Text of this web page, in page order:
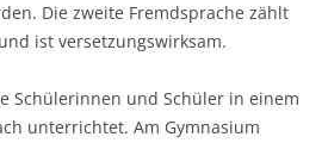
Die zweite Fremdsprache zählt
ist versetzungswirksam.
Schülerinnen und Schüler in einem
unterrichtet. Am Gymnasium